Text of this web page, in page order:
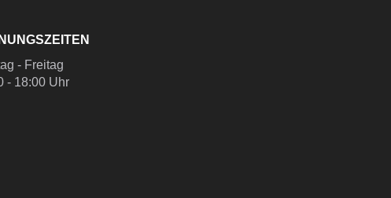
- Freitag
- 18:00 Uhr